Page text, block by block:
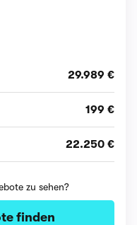
29.989 €
199 €
22.250 €
zu sehen?
finden